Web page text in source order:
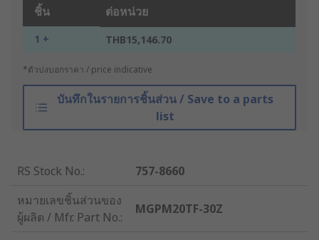
ชิ้น ต่อหน่วย
1 + THB15,146.70
*ตัวบ่งบอกราคา / price indicative
บันทึกในรายการชิ้นส่วน / Save to a parts
list
RS Stock No.:
757-8660
หมายเลขชิ้นส่วนของ
ผู้ผลิต / Mfr. Part No.:
MGPM20TF-30Z